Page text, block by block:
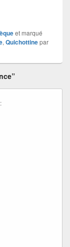
et marqué
, Quichottinepar